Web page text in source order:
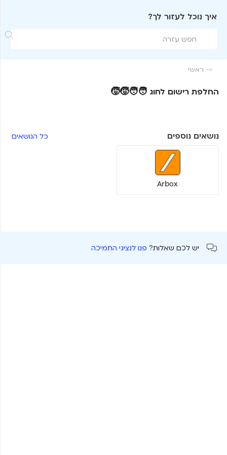
איך נוכל לעזור לך?

 ראשי
החלפת רישום לחוג 🧑‍🧑‍🧒‍🧒
נושאים נוספים כל הנושאים
Arbox
יש לכם שאלות? פנו לנציגי התמיכה